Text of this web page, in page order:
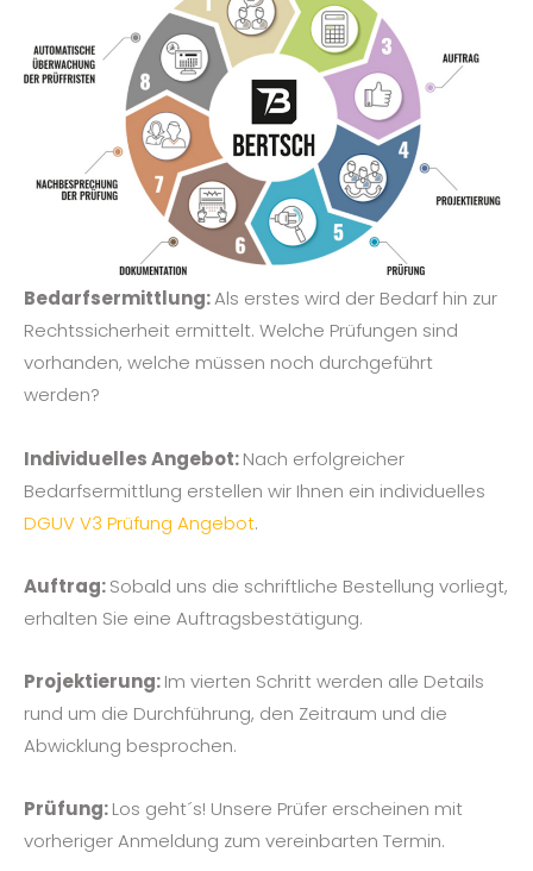
Bedarfsermittlung:Als erstes wird der Bedarf hin zur
Rechtssicherheit ermittelt. Welche Prüfungen sind
vorhanden, welche müssen noch durchgeführt
werden?
Individuelles Angebot:Nach erfolgreicher
Bedarfsermittlung erstellen wir Ihnen ein individuelles
DGUV V3 Prüfung Angebot.
Auftrag:Sobald uns die schriftliche Bestellung vorliegt,
erhalten Sie eine Auftragsbestätigung.
Projektierung:Im vierten Schritt werden alle Details
rund um die Durchführung, den Zeitraum und die
Abwicklung besprochen.
Prüfung:Los geht´s! Unsere Prüfer erscheinen mit
vorheriger Anmeldung zum vereinbarten Termin.